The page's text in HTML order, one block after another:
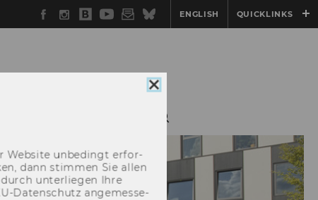
Facebook
Instagram
WU
Blog
YouTube
Newsletter
BlueskyENGLISH QUICKLINKS
Cookie
schließen
Web­site un­be­dingt er­for­
dann stim­men Sie allen
un­ter­lie­gen Ihre
​Datenschutz an­ge­mes­se­